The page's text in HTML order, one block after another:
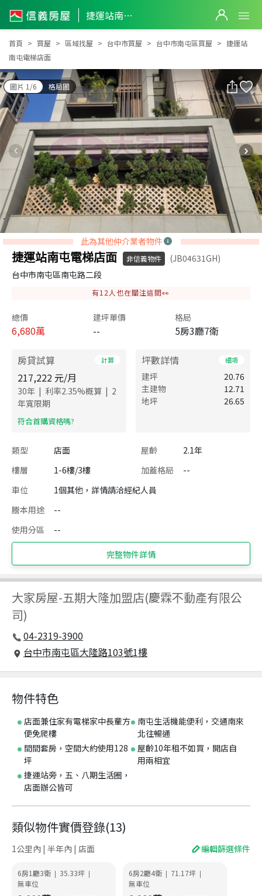
捷運站南屯電梯店面
捷運站南屯電梯店面
首頁 買屋 區域找屋 台中市買屋 台中市南屯區買屋
捷運站
南屯電梯店面
圖片 1/6 格局圖
此為其他仲介業者物件
捷運站南屯電梯店面 非信義物件
(JB04631GH)
台中市南屯區南屯路二段
有12 人也在關注這間👀
總價
6,680萬
建坪單價
--
格局
5房3廳7衛
房貸試算 計算
217,222 元/月
30年 | 利率2.35%概算 | 2
年寬限期
​符合首購資格嗎?
坪數詳情 細項
建坪
20.76
主建物
12.71
地坪
26.65
類型 店面 屋齡
2.1年
樓層
1-6樓/3樓 加蓋格局
--
車位
1個其他，詳情請洽經紀人員
謄本用途
--
使用分區
--
完整物件詳情
大家房屋-五期大隆加盟店(慶霖不動產有限公
司)
04-2319-3900
台中市南屯區大隆路103號1樓
物件特色
店面兼住家有電梯家中長輩方
便免爬樓
南屯生活機能便利，交通南來
北往暢通
間間套房，空間大約使用128
坪
屋齡10年租不如買，開店自
用兩相宜
捷運站旁，五、八期生活圈，
店面辦公皆可
類似物件實價登錄(13)
1公里內 | 半年內 | 店面 編輯篩選條件
6房1廳3衛 | 35.33坪 |
無車位
6房2廳4衛 | 71.17坪 |
無車位